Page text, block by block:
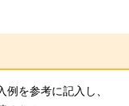
例を参考に記入し、